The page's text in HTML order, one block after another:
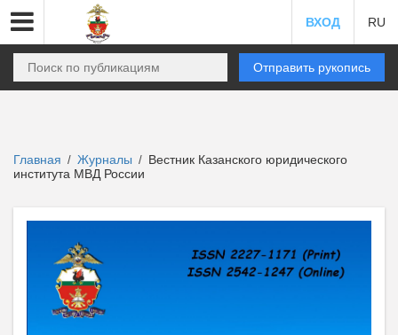
ВХОД RU
Отправить рукопись
Главная / Журналы / Вестник Казанского юридического
института МВД России